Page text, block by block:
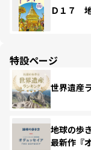
Ｄ１７
特設ページ
世界遺産
地球の歩
最新作『